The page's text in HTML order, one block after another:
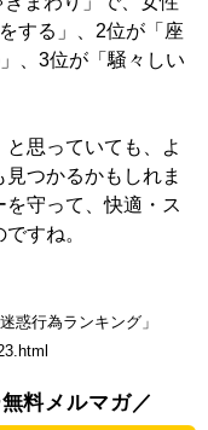
する」、2位が「座
、3位が「騒々しい
思っていても、よ
つかるかもしれま
守って、快適・ス
すね。
惑行為ランキング」
料メルマガ／